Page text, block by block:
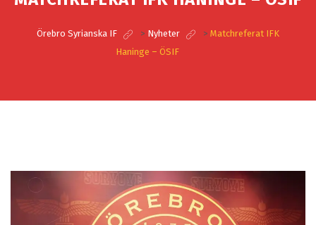
Örebro Syrianska IF > Nyheter > Matchreferat IFK
Haninge – ÖSIF